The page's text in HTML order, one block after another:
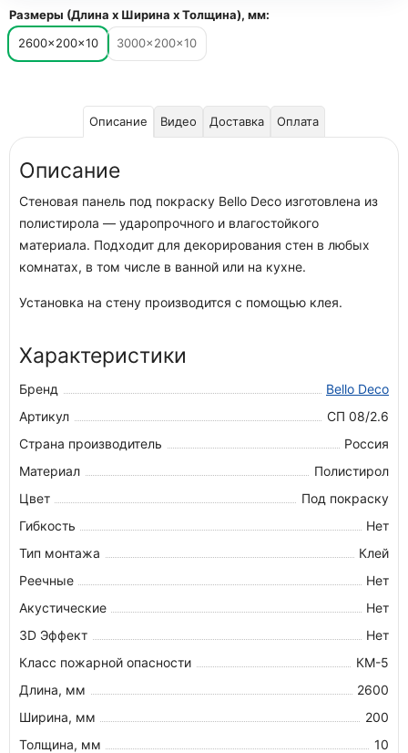
Размеры (Длина х Ширина х Толщина), мм:
2600×200×10
3000×200×10
Описание Видео Доставка Оплата
Описание
Стеновая панель под покраску Bello Deco изготовлена из
полистирола — ударопрочного и влагостойкого
материала. Подходит для декорирования стен в любых
комнатах, в том числе в ванной или на кухне.
Установка на стену производится с помощью клея.
Характеристики
Бренд
Bello Deco
Артикул
СП 08/2.6
Страна производитель
Россия
Материал
Полистирол
Цвет
Под покраску
Гибкость
Нет
Тип монтажа
Клей
Реечные
Нет
Акустические
Нет
3D Эффект
Нет
Класс пожарной опасности
КМ-5
Длина, мм
2600
Ширина, мм
200
Толщина, мм
10